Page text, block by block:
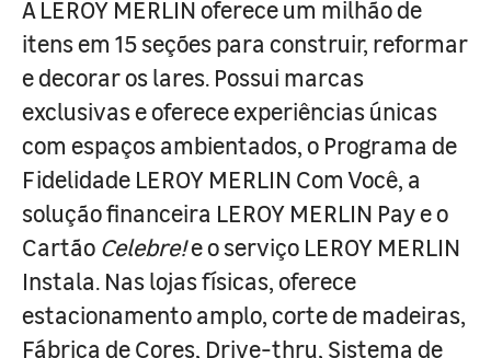
A LEROY MERLIN oferece um milhão de
itens em 15 seções para construir, reformar
e decorar os lares. Possui marcas
exclusivas e oferece experiências únicas
com espaços ambientados, o Programa de
Fidelidade LEROY MERLIN Com Você, a
solução financeira LEROY MERLIN Pay e o
Cartão Celebre!e o serviço LEROY MERLIN
Instala. Nas lojas físicas, oferece
estacionamento amplo, corte de madeiras,
Fábrica de Cores, Drive-thru, Sistema de